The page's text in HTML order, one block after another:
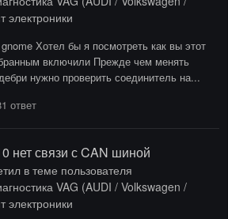
электроники
Хотел бы я посмотреть как вы этот
включили Прежде чем менять
нужно проверить соединитель на...
ответ
нет связи с CAN шиной
в теме пользователя
VAG (AUDI / Volkswagen /
электроники